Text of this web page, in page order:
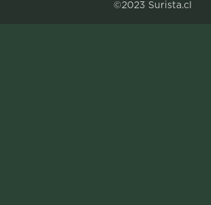
©2023 Surista.cl